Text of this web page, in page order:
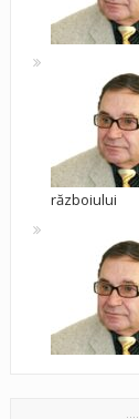
războiului